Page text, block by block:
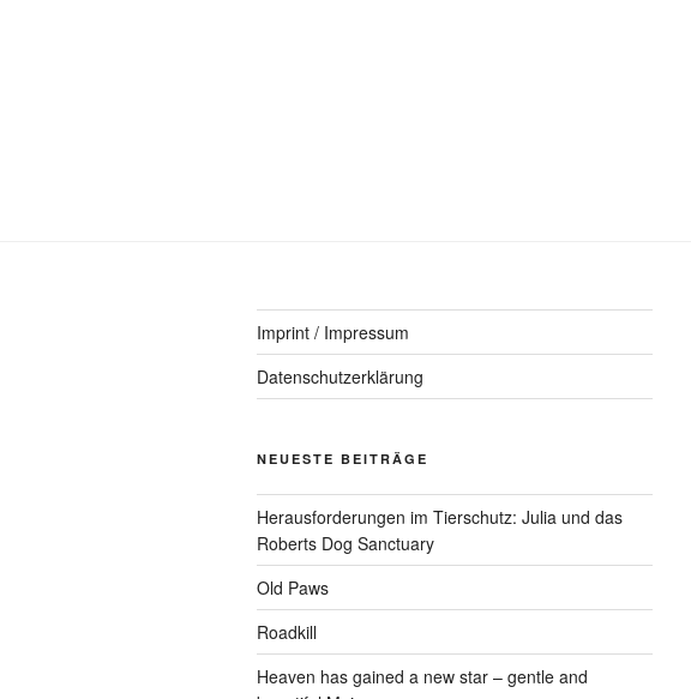
Imprint / Impressum
Datenschutzerklärung
NEUESTE BEITRÄGE
Herausforderungen im Tierschutz: Julia und das
Roberts Dog Sanctuary
Old Paws
Roadkill
Heaven has gained a new star – gentle and